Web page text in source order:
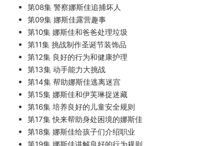
第08集 警察娜斯佳追捕坏人
第09集 娜斯佳露营趣事
第10集 娜斯佳和爸爸处理垃圾
第11集 挑战制作圣诞节装饰品
第12集 良好的行为和健康护理
第13集 动手能力大挑战
第14集 帮助娜斯佳逃离迷宫
第15集 娜斯佳和伊芙琳捉迷藏
第16集 培养良好的儿童安全规则
第17集 快来帮助身处困境的娜斯佳
第18集 娜斯佳给孩子们介绍职业